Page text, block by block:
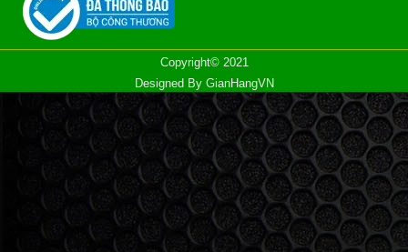
Copyright© 2021
Designed By GianHangVN